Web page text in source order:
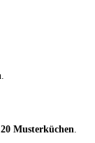
20 Musterküchen